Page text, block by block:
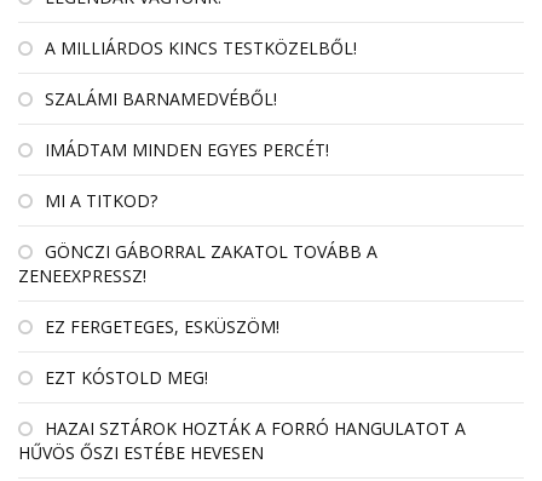
A MILLIÁRDOS KINCS TESTKÖZELBŐL!
SZALÁMI BARNAMEDVÉBŐL!
IMÁDTAM MINDEN EGYES PERCÉT!
MI A TITKOD?
GÖNCZI GÁBORRAL ZAKATOL TOVÁBB A
ZENEEXPRESSZ!
EZ FERGETEGES, ESKÜSZÖM!
EZT KÓSTOLD MEG!
HAZAI SZTÁROK HOZTÁK A FORRÓ HANGULATOT A
HŰVÖS ŐSZI ESTÉBE HEVESEN